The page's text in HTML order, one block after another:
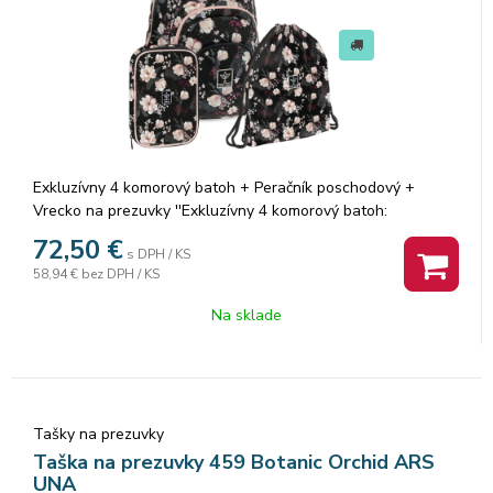
Exkluzívny 4 komorový batoh + Peračník poschodový +
Vrecko na prezuvky ''Exkluzívny 4 komorový batoh:
- nastaviteľné ramenné popruhy
- dve veľké a dve malé priehradky na zips
- v strede je veľká priehradka na zips s malými členeniami na
Objem: 25 L.
Peračník poschodový 1zipsový Botanic Orchid ARS
72,50 € s DPH / KS
58,94 € bez DPH / KS
Na sklade
Tašky na prezuvky
Taška na prezuvky 459 Botanic Orchid ARS
UNA